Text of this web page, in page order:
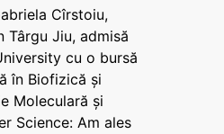
Cîrstoiu,
Târgu Jiu, admisă
cu o bursă
în Biofizică și
Moleculară și
Science: Am ales